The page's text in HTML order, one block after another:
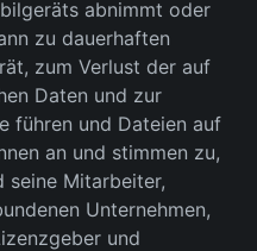
abnimmt oder
zu dauerhaften
zum Verlust der auf
Daten und zur
führen und Dateien auf
an und stimmen zu,
seine Mitarbeiter,
Unternehmen,
und